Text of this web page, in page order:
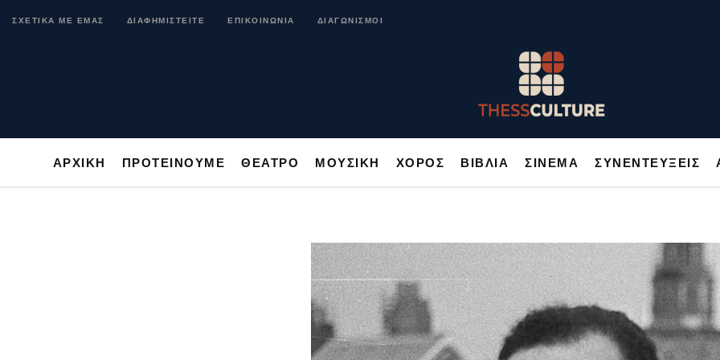
ΣΧΕΤΙΚΑ ΜΕ ΕΜΑΣ ΔΙΑΦΗΜΙΣΤΕΙΤΕ ΕΠΙΚΟΙΝΩΝΙΑ ΔΙΑΓΩΝΙΣΜΟΙ
ΑΡΧΙΚΗ ΠΡΟΤΕΙΝΟΥΜΕ ΘΕΑΤΡΟ ΜΟΥΣΙΚΗ ΧΟΡΟΣ ΒΙΒΛΙΑ ΣΙΝΕΜΑ ΣΥΝΕΝΤΕΥΞΕΙΣ
ΑΡΧΙΚΗ ΠΡΟΤΕΙΝΟΥΜΕ ΘΕΑΤΡΟ ΜΟΥΣΙΚΗ